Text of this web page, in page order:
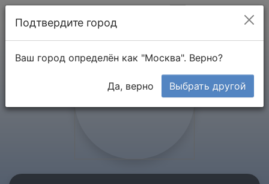
Подтвердите город
Ваш город определён как "Москва". Верно?
Да, верно Выбрать другой